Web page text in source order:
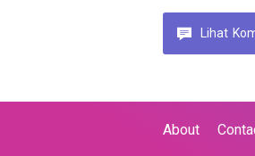
Lihat
About